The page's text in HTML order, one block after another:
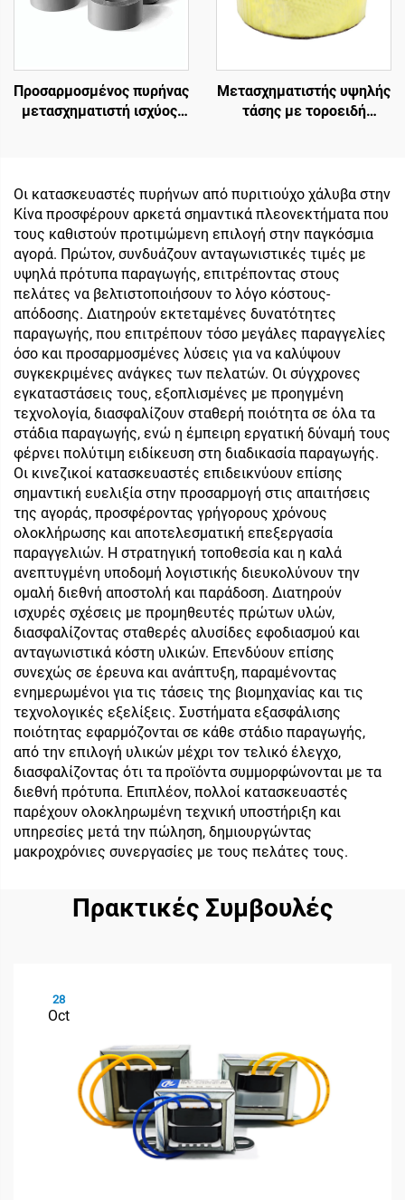
Προσαρμοσμένος πυρήνας
μετασχηματιστή ισχύος,
Μετασχηματιστής υψηλής
τάσης με τοροειδή
μετασχηματιστής 220v
80v
Οι κατασκευαστές πυρήνων από πυριτιούχο χάλυβα στην
Κίνα προσφέρουν αρκετά σημαντικά πλεονεκτήματα που
τους καθιστούν προτιμώμενη επιλογή στην παγκόσμια
αγορά. Πρώτον, συνδυάζουν ανταγωνιστικές τιμές με
υψηλά πρότυπα παραγωγής, επιτρέποντας στους
πελάτες να βελτιστοποιήσουν το λόγο κόστους-
απόδοσης. Διατηρούν εκτεταμένες δυνατότητες
παραγωγής, που επιτρέπουν τόσο μεγάλες παραγγελίες
όσο και προσαρμοσμένες λύσεις για να καλύψουν
συγκεκριμένες ανάγκες των πελατών. Οι σύγχρονες
εγκαταστάσεις τους, εξοπλισμένες με προηγμένη
τεχνολογία, διασφαλίζουν σταθερή ποιότητα σε όλα τα
στάδια παραγωγής, ενώ η έμπειρη εργατική δύναμή τους
φέρνει πολύτιμη ειδίκευση στη διαδικασία παραγωγής.
Οι κινεζικοί κατασκευαστές επιδεικνύουν επίσης
σημαντική ευελιξία στην προσαρμογή στις απαιτήσεις
της αγοράς, προσφέροντας γρήγορους χρόνους
ολοκλήρωσης και αποτελεσματική επεξεργασία
παραγγελιών. Η στρατηγική τοποθεσία και η καλά
ανεπτυγμένη υποδομή λογιστικής διευκολύνουν την
ομαλή διεθνή αποστολή και παράδοση. Διατηρούν
ισχυρές σχέσεις με προμηθευτές πρώτων υλών,
διασφαλίζοντας σταθερές αλυσίδες εφοδιασμού και
ανταγωνιστικά κόστη υλικών. Επενδύουν επίσης
συνεχώς σε έρευνα και ανάπτυξη, παραμένοντας
ενημερωμένοι για τις τάσεις της βιομηχανίας και τις
τεχνολογικές εξελίξεις. Συστήματα εξασφάλισης
ποιότητας εφαρμόζονται σε κάθε στάδιο παραγωγής,
από την επιλογή υλικών μέχρι τον τελικό έλεγχο,
διασφαλίζοντας ότι τα προϊόντα συμμορφώνονται με τα
διεθνή πρότυπα. Επιπλέον, πολλοί κατασκευαστές
παρέχουν ολοκληρωμένη τεχνική υποστήριξη και
υπηρεσίες μετά την πώληση, δημιουργώντας
μακροχρόνιες συνεργασίες με τους πελάτες τους.
Πρακτικές Συμβουλές
28
Oct